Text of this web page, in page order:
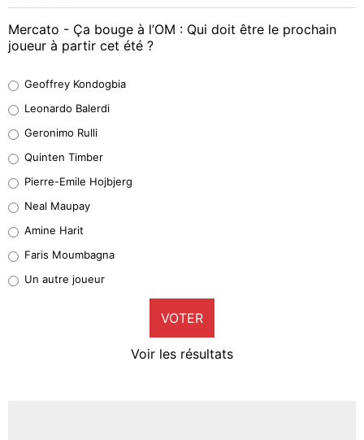
Mercato - Ça bouge à l’OM : Qui doit être le prochain
joueur à partir cet été ?
38%
32%
5%
1%
9%
Geoffrey Kondogbia
Leonardo Balerdi
Geronimo Rulli
Quinten Timber
Pierre-Emile Hojbjerg
Neal Maupay
Amine Harit
Faris Moumbagna
Un autre joueur
VOTER
Voir les résultats